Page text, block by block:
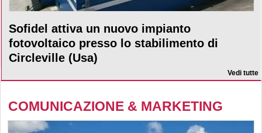
Sofidel attiva un nuovo impianto
fotovoltaico presso lo stabilimento di
Circleville (Usa)
Vedi tutte
COMUNICAZIONE & MARKETING